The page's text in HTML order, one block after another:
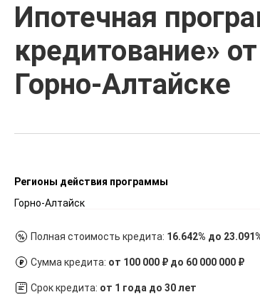
Ипотечная
кредитование»
Горно-Алтайске
Регионы действия программы
Горно-Алтайск
Полная стоимость кредита: 16.642% до
Сумма кредита: от 100 000 ₽ до 60 000 000 ₽
Срок кредита: от 1 года до 30 лет